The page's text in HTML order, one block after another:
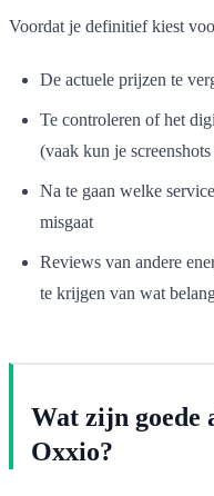
Voordat je definitief kiest
De actuele prijzen te
Te controleren of het
(vaak kun je
Na te gaan welke
misgaat
Reviews van andere
te krijgen van wat
Wat zijn goede
Oxxio?